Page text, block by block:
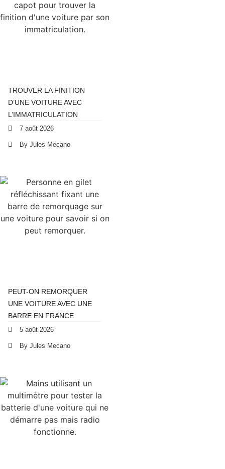
TROUVER LA FINITION
D’UNE VOITURE AVEC
L’IMMATRICULATION
7 août 2026
By Jules Mecano
PEUT-ON REMORQUER
UNE VOITURE AVEC UNE
BARRE EN FRANCE
5 août 2026
By Jules Mecano